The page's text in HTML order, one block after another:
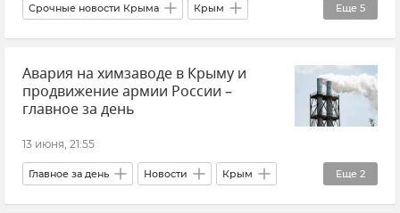
Еще 5
Срочные новости Крыма Крым
Новости Севастополя Севастополь
ГУ МЧС РФ по Республике Крым
Безопасность Республики Крым и Севастополя
Авария на химзаводе в Крыму и
продвижение армии России –
главное за день
13 июня, 21:55
Еще 2
Главное за день Новости Крым
В мире Общество